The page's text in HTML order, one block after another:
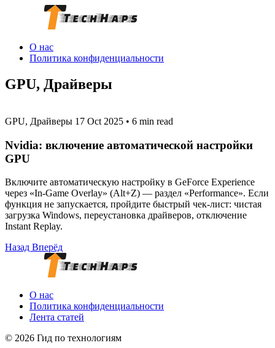
О нас
Политика конфиденциальности
GPU, Драйверы
GPU, Драйверы 17 Oct 2025 • 6 min read
Nvidia: включение автоматической настройки
GPU
Включите автоматическую настройку в GeForce Experience
через «In‑Game Overlay» (Alt+Z) — раздел «Performance». Если
функция не запускается, пройдите быстрый чек‑лист: чистая
загрузка Windows, переустановка драйверов, отключение
Instant Replay.
Назад Вперёд
О нас
Политика конфиденциальности
Лента статей
© 2026 Гид по технологиям